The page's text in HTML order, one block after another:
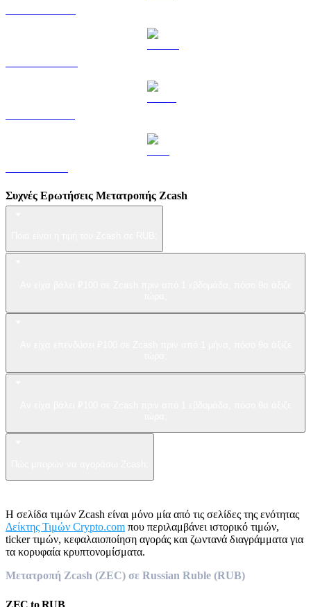
Συχνές Ερωτήσεις Μετατροπής Zcash
Η σελίδα τιμών Zcash είναι μόνο μία από τις σελίδες της ενότητας
Δείκτης Τιμών Crypto.com που περιλαμβάνει ιστορικό τιμών,
ticker τιμών, κεφαλαιοποίηση αγοράς και ζωντανά διαγράμματα για
τα κορυφαία κρυπτονομίσματα.
Μετατροπή Zcash (ZEC) σε Russian Ruble (RUB)